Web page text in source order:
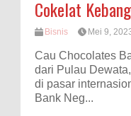
Cokelat
Bisnis Mei 9,
Cau Chocolates
dari Pulau
di pasar
Bank Neg...